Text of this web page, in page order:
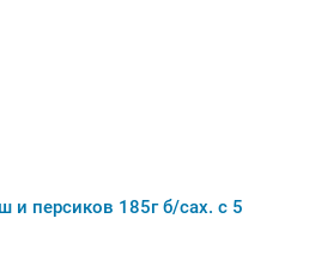
персиков 185г б/сах. с 5